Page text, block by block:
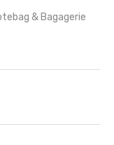
& Bagagerie